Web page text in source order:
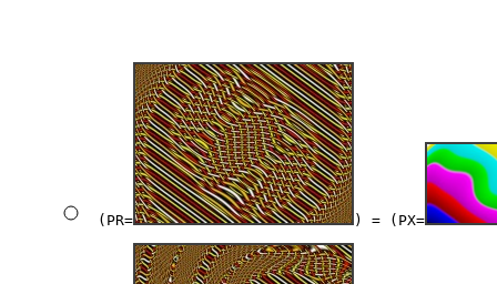
(PR= ) = (PX=